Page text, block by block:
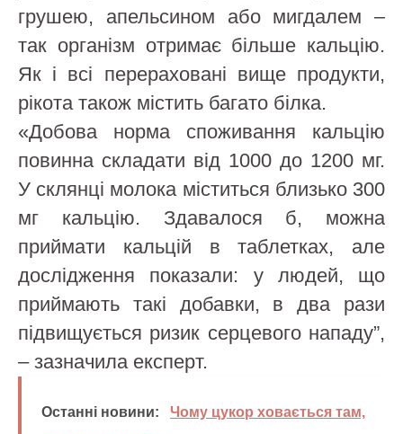
грушею, апельсином або мигдалем –
так організм отримає більше кальцію.
Як і всі перераховані вище продукти,
рікота також містить багато білка.
«Добова норма споживання кальцію
повинна складати від 1000 до 1200 мг.
У склянці молока міститься близько 300
мг кальцію. Здавалося б, можна
приймати кальцій в таблетках, але
дослідження показали: у людей, що
приймають такі добавки, в два рази
підвищується ризик серцевого нападу”,
– зазначила експерт.
Останні новини:
Чому цукор ховається там,